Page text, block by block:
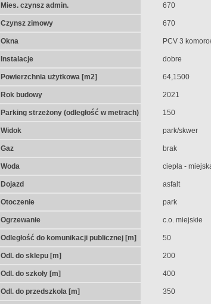
Mies. czynsz admin. 670
Czynsz zimowy 670
Okna PCV 3
Instalacje dobre
Powierzchnia użytkowa [m2] 64,1500
Rok budowy 2021
Parking strzeżony (odległość w metrach) 150
Widok park/skwer
Gaz brak
Woda ciepła -
Dojazd asfalt
Otoczenie park
Ogrzewanie c.o. miejskie
Odległość do komunikacji publicznej [m] 50
Odl. do sklepu [m] 200
Odl. do szkoły [m] 400
Odl. do przedszkola [m] 350